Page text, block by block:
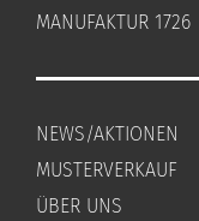
MANUFAKTUR 1726
NEWS/AKTIONEN
MUSTERVERKAUF
ÜBER UNS